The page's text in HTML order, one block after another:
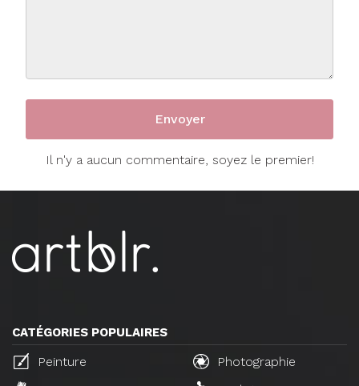
Il n'y a aucun commentaire, soyez le premier!
CATÉGORIES POPULAIRES
Peinture
Photographie